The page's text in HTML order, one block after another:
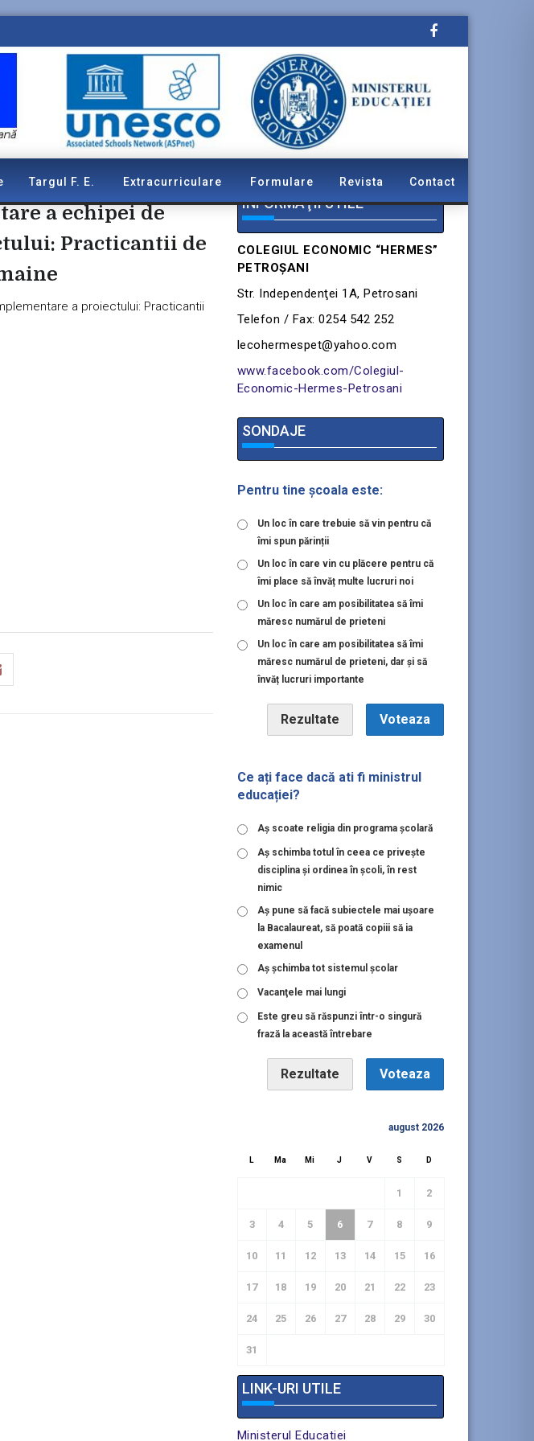
Targul F. E. Extracurriculare Formulare Revista Contact
a echipei de
Practicantii de
a proiectului: Practicantii
INFORMAŢII UTILE
COLEGIUL ECONOMIC “HERMES”
PETROŞANI
Str. Independenţei 1A, Petrosani
Telefon / Fax: 0254 542 252
lecohermespet@yahoo.com
www.facebook.com/Colegiul-
Economic-Hermes-Petrosani
SONDAJE
Pentru tine școala este:
Un loc în care trebuie să vin pentru că
îmi spun părinții
Un loc în care vin cu plăcere pentru că
îmi place să învăț multe lucruri noi
Un loc în care am posibilitatea să îmi
măresc numărul de prieteni
Un loc în care am posibilitatea să îmi
măresc numărul de prieteni, dar și să
învăț lucruri importante
Rezultate Voteaza
Ce ați face dacă ati fi ministrul
educației?
Aş scoate religia din programa şcolară
Aş schimba totul în ceea ce priveşte
disciplina şi ordinea în şcoli, în rest
nimic
Aş pune să facă subiectele mai uşoare
la Bacalaureat, să poată copiii să ia
examenul
Aş şchimba tot sistemul şcolar
Vacanţele mai lungi
Este greu să răspunzi într-o singură
frază la această întrebare
Rezultate Voteaza
august 2026
L Ma Mi J V S D
« IUL.
1 2
3 4 5 6 7 8 9
10 11 12 13 14 15 16
17 18 19 20 21 22 23
24 25 26 27 28 29 30
31
LINK-URI UTILE
Ministerul Educatiei